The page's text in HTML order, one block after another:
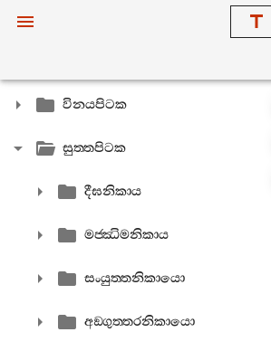
විනයපිටක
සුත‍්තපිටක
දීඝනිකාය
මජ‍්ඣිමනිකාය
සංයුත‍්තනිකායො
අඞ‍්ගුත‍්තරනිකායො